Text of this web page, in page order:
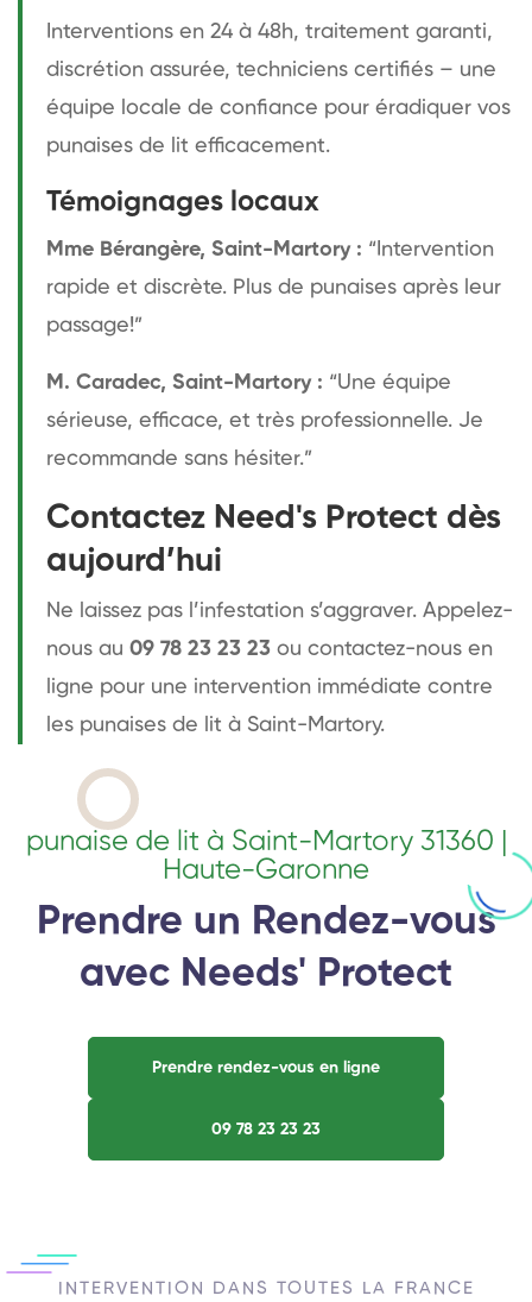
Interventions en 24 à 48h, traitement garanti,
discrétion assurée, techniciens certifiés – une
équipe locale de confiance pour éradiquer vos
punaises de lit efficacement.
Témoignages locaux
Mme Bérangère, Saint-Martory : “Intervention
rapide et discrète. Plus de punaises après leur
passage!”
M. Caradec, Saint-Martory : “Une équipe
sérieuse, efficace, et très professionnelle. Je
recommande sans hésiter.”
Contactez Need's Protect dès
aujourd’hui
Ne laissez pas l’infestation s’aggraver. Appelez-
nous au 09 78 23 23 23 ou contactez-nous en
ligne pour une intervention immédiate contre
les punaises de lit à Saint-Martory.
punaise de lit à Saint-Martory 31360 |
Haute-Garonne
Prendre un Rendez-vous
avec Needs' Protect
Prendre rendez-vous en ligne
09 78 23 23 23
INTERVENTION DANS TOUTES LA FRANCE